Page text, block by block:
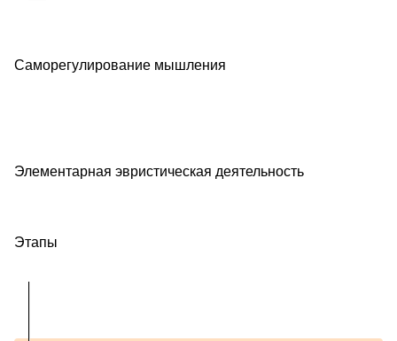
Саморегулирование мышления
Элементарная эвристическая деятельность
Этапы